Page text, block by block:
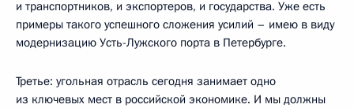
и транспортников, и экспортеров, и государства. Уже есть
примеры такого успешного сложения усилий – имею в виду
модернизацию Усть-Лужского порта в Петербурге.
Третье: угольная отрасль сегодня занимает одно
из ключевых мест в российской экономике. И мы должны